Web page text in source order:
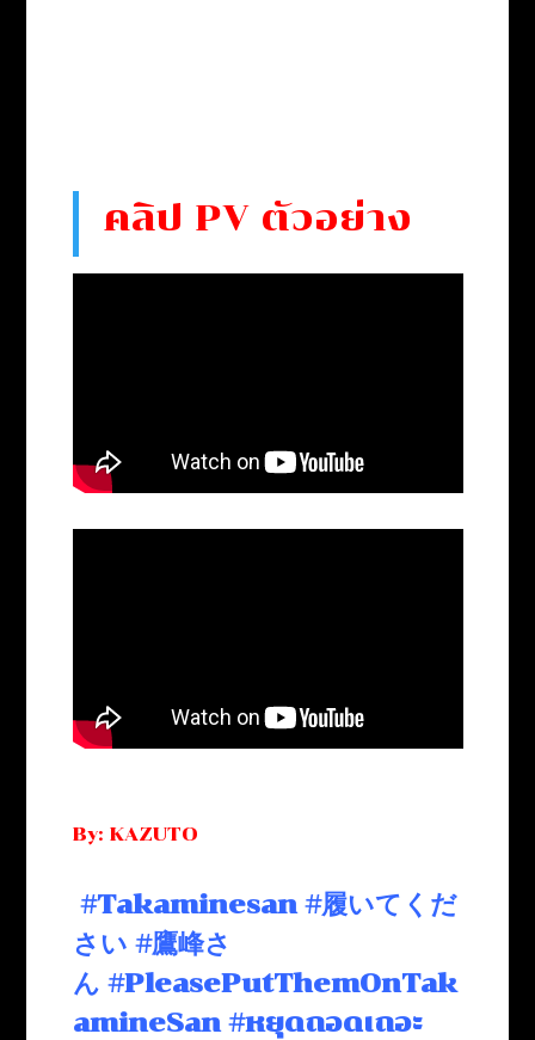
คลิป PV ตัวอย่าง
By: KAZUTO
#Takaminesan #履いてくだ
さい #鷹峰さ
ん #PleasePutThemOnTak
amineSan #หยุดถอดเถอะ